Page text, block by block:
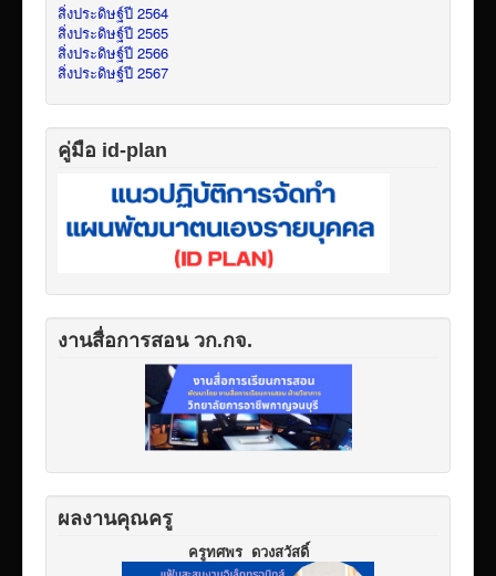
สิ่งประดิษฐ์ปี 2564
สิ่งประดิษฐ์ปี 2565
สิ่งประดิษฐ์ปี 2566
สิ่งประดิษฐ์ปี 2567
คู่มือ id-plan
งานสื่อการสอน วก.กจ.
ผลงานคุณครู
ครูทศพร ดวงสวัสดิ์